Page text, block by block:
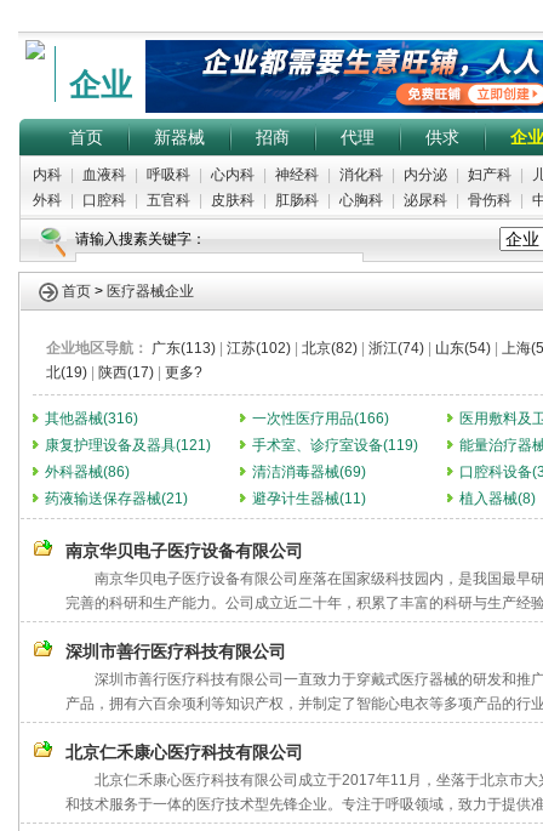
企业
首页 新器械 招商 代理 供求 企业
内科 血液科 呼吸科 心内科 神经科 消化科 内分泌 妇产科
外科
口腔科 五官科 皮肤科 肛肠科 心胸科 泌尿科 骨伤科
请输入搜素关键字：
首页 > 医疗器械企业
企业地区导航： 广东(113) 江苏(102) 北京(82) 浙江(74) 山东(54)
上海
北(19)
陕西(17) 更多?
其他器械(316) 一次性医疗用品(166)
医用敷料及
康复护理设备及器具(121)
手术室、诊疗室设备(119)
能量治疗器
外科器械(86)
清洁消毒器械(69)
口腔科设备
药液输送保存器械(21)
避孕计生器械(11) 植入器械(8)
南京华贝电子医疗设备有限公司
南京华贝电子医疗设备有限公司座落在国家级科技园内，是我国最早
完善的科研和生产能力。公司成立近二十年，积累了丰富的科研与生产经
深圳市善行医疗科技有限公司
深圳市善行医疗科技有限公司一直致力于穿戴式医疗器械的研发和推
产品，拥有六百余项利等知识产权，并制定了智能心电衣等多项产品的行
北京仁禾康心医疗科技有限公司
北京仁禾康心医疗科技有限公司成立于2017年11月，坐落于北京市大
和技术服务于一体的医疗技术型先锋企业。专注于呼吸领域，致力于提供